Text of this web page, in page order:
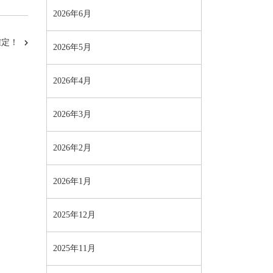
！
2026年6月
2026年5月
2026年4月
2026年3月
2026年2月
2026年1月
2025年12月
2025年11月